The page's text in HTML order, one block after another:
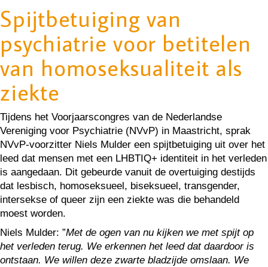
Spijtbetuiging van
psychiatrie voor betitelen
van homoseksualiteit als
ziekte
Tijdens het Voorjaarscongres van de Nederlandse
Vereniging voor Psychiatrie (NVvP) in Maastricht, sprak
NVvP-voorzitter Niels Mulder een spijtbetuiging uit over het
leed dat mensen met een LHBTIQ+ identiteit in het verleden
is aangedaan. Dit gebeurde vanuit de overtuiging destijds
dat lesbisch, homoseksueel, biseksueel, transgender,
intersekse of queer zijn een ziekte was die behandeld
moest worden.
Niels Mulder: ”Met de ogen van nu kijken we met spijt op
het verleden terug. We erkennen het leed dat daardoor is
ontstaan. We willen deze zwarte bladzijde omslaan. We